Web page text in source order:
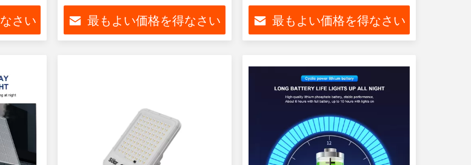
さい 最もよい価格を得なさい 最もよい価格を得なさい